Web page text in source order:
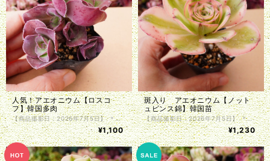
人気！アエオニウム【ロスコ
フ】韓国多肉
【商品撮影日：2026年7月5日】 ＊韓国仕入れ ＊植物サイズは写真をご参照くださいませ。 ＊商品は抜き苗で植物のみお届け致します。入荷時に根の処理を行っているため、発根前のものや微根のものがございます。カット苗とお考え下さい。 ＊単頭ではない個体につきましては分離してしまう事もございます。植物はお届けまでの間に多少の色の変化・形状の変化がある場合がございます。写真撮影をした植物の現物販売となります。
¥1,100
斑入り アエオニウム【ノット
ュピンス錦】韓国苗
【商品撮影日：2026年7月5日】 ＊韓国仕入れ ＊植物サイズは写真をご参照くださいませ。 ＊商品は抜き苗で植物のみお届け致します。入荷時に根の処理を行っているため、発根前のものや微根のものがございます。カット苗とお考え下さい。 ＊単頭ではない個体につきましては分離してしまう事もございます。植物はお届けまでの間に多少の色の変化・形状の変化がある場合がございます。写真撮影をした植物の現物販売となります。
¥1,230